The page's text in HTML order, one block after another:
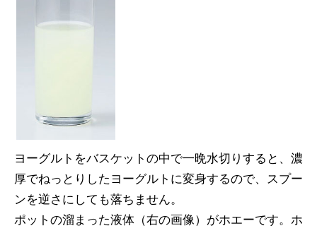
ヨーグルトをバスケットの中で一晩水切りすると、濃
厚でねっとりしたヨーグルトに変身するので、スプー
ンを逆さにしても落ちません。
ポットの溜まった液体（右の画像）がホエーです。ホ